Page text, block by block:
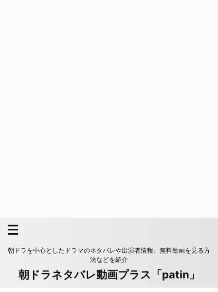
朝ドラを中心としたドラマのネタバレや出演者情報、無料動画を見る方
法などを紹介
朝ドラネタバレ動画プラス「patin」